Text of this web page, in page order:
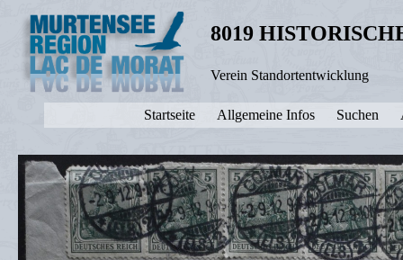
8019
Verein Standortentwicklung
Startseite Allgemeine Infos Suchen